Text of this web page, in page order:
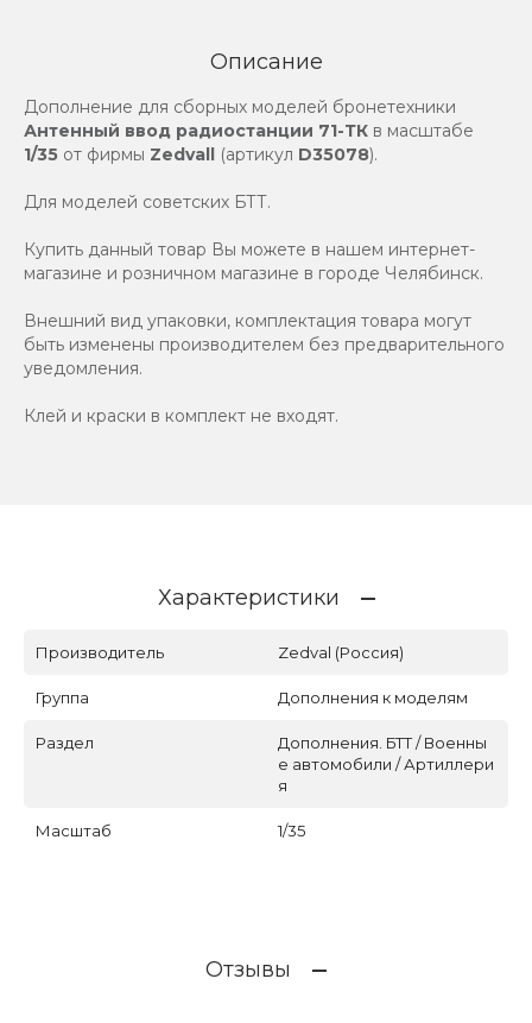
Описание
Дополнение для сборных моделей бронетехники
Антенный ввод радиостанции 71-ТК в масштабе
1/35 от фирмы Zedvall (артикул D35078).
Для моделей советских БТТ.
Купить данный товар Вы можете в нашем интернет-
магазине и розничном магазине в городе Челябинск.
Внешний вид упаковки, комплектация товара могут
быть изменены производителем без предварительного
уведомления.
Клей и краски в комплект не входят.
Характеристики
Производитель Zedval (Россия)
Группа Дополнения к моделям
Раздел
Дополнения. БТТ / Военны
е автомобили / Артиллери
я
Масштаб 1/35
Отзывы